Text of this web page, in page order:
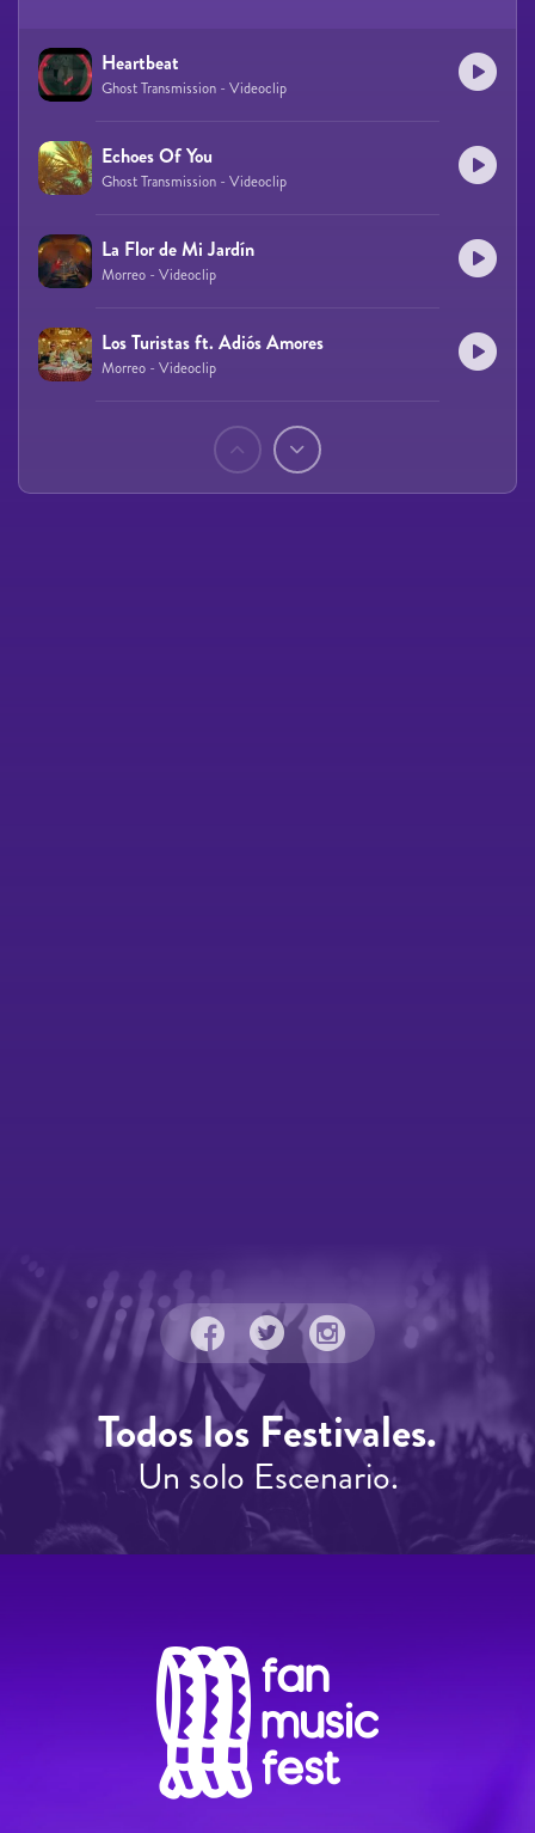
Heartbeat
Ghost Transmission - Videoclip
Echoes Of You
Ghost Transmission - Videoclip
La Flor de Mi Jardín
Morreo - Videoclip
Los Turistas ft. Adiós Amores
Morreo - Videoclip
Todos los Festivales.
Un solo Escenario.